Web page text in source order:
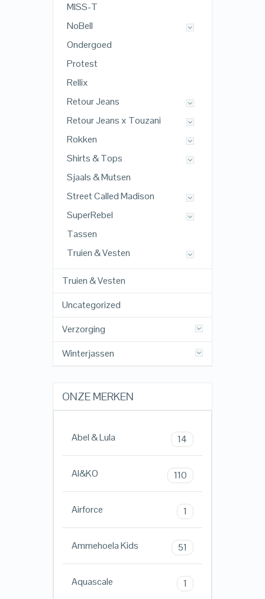
MISS-T
NoBell
Ondergoed
Protest
Rellix
Retour Jeans
Retour Jeans x Touzani
Rokken
Shirts & Tops
Sjaals & Mutsen
Street Called Madison
SuperRebel
Tassen
Truien & Vesten
Truien & Vesten
Uncategorized
Verzorging
Winterjassen
ONZE MERKEN
Abel & Lula 14
AI&KO 110
Airforce 1
Ammehoela Kids 51
Aquascale 1